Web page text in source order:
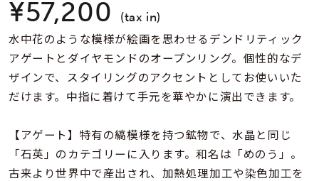
着用シーン
コレクション
レディース
リングサイズ
～
¥57,200 (tax in)
水中花のような模様が絵画を思わせるデンドリティック
アゲートとダイヤモンドのオープンリング。個性的なデ
ザインで、スタイリングのアクセントとしてお使いいた
だけます。中指に着けて手元を華やかに演出できます。
【アゲート】特有の縞模様を持つ鉱物で、水晶と同じ
「石英」のカテゴリーに入ります。和名は「めのう」。
古来より世界中で産出され、加熱処理加工や染色加工を